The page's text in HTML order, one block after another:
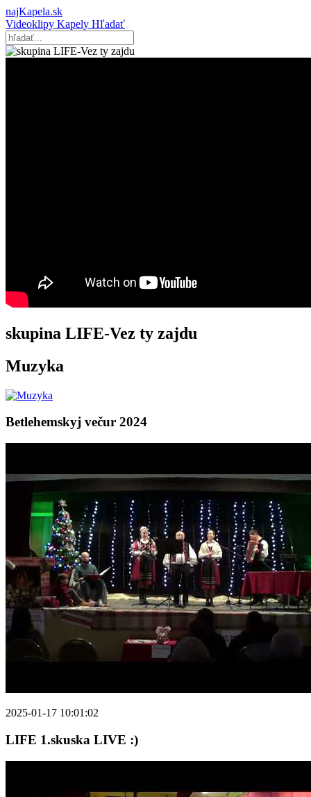
najKapela.sk
Videoklipy Kapely Hľadať
skupina LIFE-Vez ty zajdu
Muzyka
Betlehemskyj večur 2024
2025-01-17 10:01:02
LIFE 1.skuska LIVE :)